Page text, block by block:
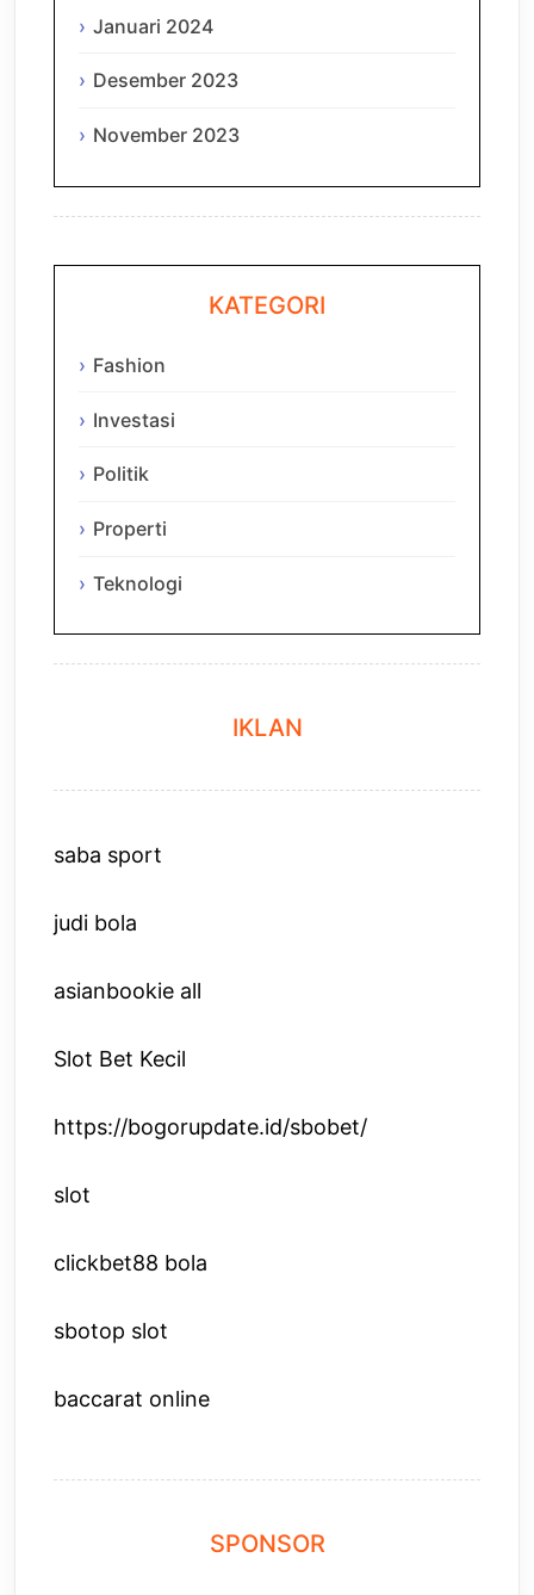
Januari 2024
Desember 2023
November 2023
KATEGORI
Fashion
Investasi
Politik
Properti
Teknologi
IKLAN
saba sport
judi bola
asianbookie all
Slot Bet Kecil
https://bogorupdate.id/sbobet/
slot
clickbet88 bola
sbotop slot
baccarat online
SPONSOR